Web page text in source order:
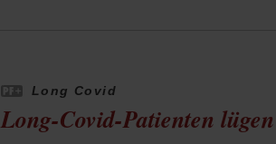
Long Covid
Long-Covid-Patienten